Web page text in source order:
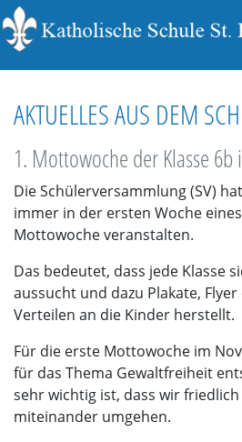
AKTUELLES AUS DEM
1. Mottowoche der Klasse
Die Schülerversammlung (SV)
immer in der ersten Woche
Mottowoche veranstalten.
Das bedeutet, dass jede Klasse
aussucht und dazu Plakate,
Verteilen an die Kinder herstellt.
Für die erste Mottowoche im
für das Thema Gewaltfreiheit
sehr wichtig ist, dass wir
miteinander umgehen.